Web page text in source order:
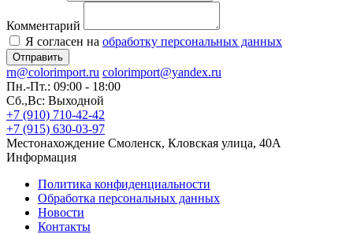
Комментарий
Я согласен на обработку персональных данных
Отправить
rn@colorimport.ru colorimport@yandex.ru
Пн.-Пт.: 09:00 - 18:00
Сб.,Вс: Выходной
+7 (910) 710-42-42
+7 (915) 630-03-97
Местонахождение Смоленск, Кловская улица, 40А
Информация
Политика конфиденциальности
Обработка персональных данных
Новости
Контакты